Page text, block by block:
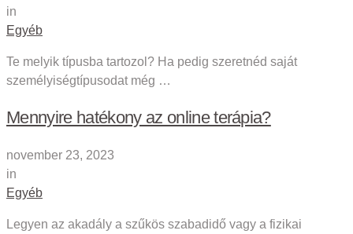
in
Egyéb
Te melyik típusba tartozol? Ha pedig szeretnéd saját
személyiségtípusodat még …
Mennyire hatékony az online terápia?
november 23, 2023
in
Egyéb
Legyen az akadály a szűkös szabadidő vagy a fizikai